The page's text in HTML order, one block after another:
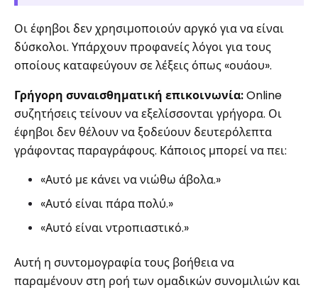
Οι έφηβοι δεν χρησιμοποιούν αργκό για να είναι
δύσκολοι. Υπάρχουν προφανείς λόγοι για τους
οποίους καταφεύγουν σε λέξεις όπως «ουάου».
Γρήγορη συναισθηματική επικοινωνία:Online
συζητήσεις τείνουν να εξελίσσονται γρήγορα. Οι
έφηβοι δεν θέλουν να ξοδεύουν δευτερόλεπτα
γράφοντας παραγράφους. Κάποιος μπορεί να πει:
«Αυτό με κάνει να νιώθω άβολα.»
«Αυτό είναι πάρα πολύ.»
«Αυτό είναι ντροπιαστικό.»
Αυτή η συντομογραφία τους βοήθεια να
παραμένουν στη ροή των ομαδικών συνομιλιών και